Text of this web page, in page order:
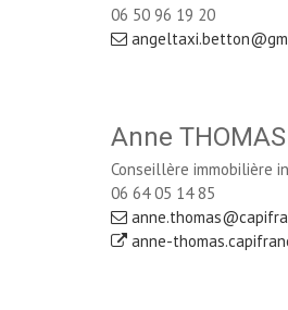
06 50 96 19 20
Anne THOMAS
Conseillère immobilière
06 64 05 14 85
anne-